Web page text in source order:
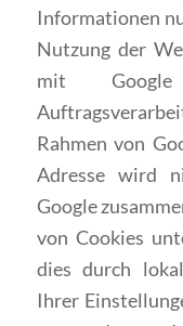
Informationen
Nutzung der
mit
Rahmen von
Adresse wird
Google
von Cookies
dies durch
Ihrer